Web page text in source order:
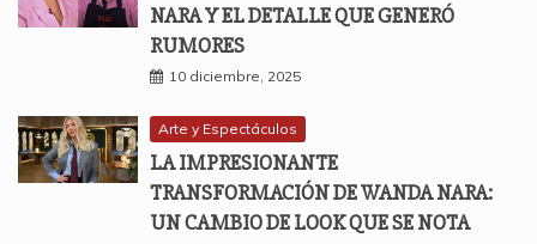
NARA Y EL DETALLE QUE GENERÓ
RUMORES
10 diciembre, 2025
Arte y Espectáculos
LA IMPRESIONANTE
TRANSFORMACIÓN DE WANDA NARA:
UN CAMBIO DE LOOK QUE SE NOTA